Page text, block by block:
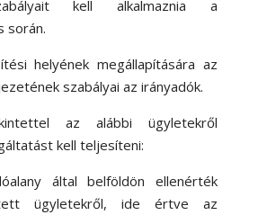
kell alkalmaznia a
során.
helyének megállapítására az
szabályai az irányadók.
az alábbi ügyletekről
kell teljesíteni:
által belföldön ellenérték
ügyletekről, ide értve az